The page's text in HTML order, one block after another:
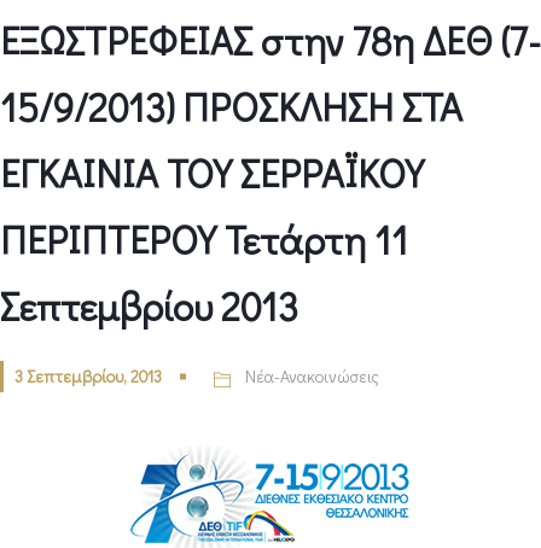
ΕΞΩΣΤΡΕΦΕΙΑΣ στην 78η ΔΕΘ (7-
15/9/2013) ΠΡΟΣΚΛΗΣΗ ΣΤΑ
ΕΓΚΑΙΝΙΑ ΤΟΥ ΣΕΡΡΑΪΚΟΥ
ΠΕΡΙΠΤΕΡΟΥ Τετάρτη 11
Σεπτεμβρίου 2013
3 Σεπτεμβρίου, 2013 Νέα-Ανακοινώσεις